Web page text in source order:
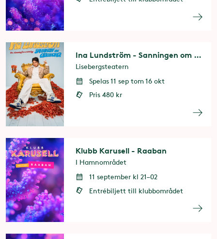
Ina Lundström - Sanningen om Göteborg
Lisebergsteatern
Spelas 11 sep tom 16 okt
Pris 480 kr
Klubb Karusell - Raaban
I Hamnområdet
11 september kl 21–02
Entrébiljett till klubbområdet